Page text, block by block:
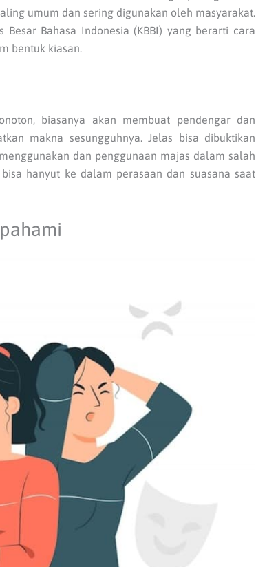
umum dan sering digunakan oleh masyarakat.
Bahasa Indonesia (KBBI) yang berarti cara
bentuk kiasan.
biasanya akan membuat pendengar dan
makna sesungguhnya. Jelas bisa dibuktikan
dan penggunaan majas dalam salah
hanyut ke dalam perasaan dan suasana saat